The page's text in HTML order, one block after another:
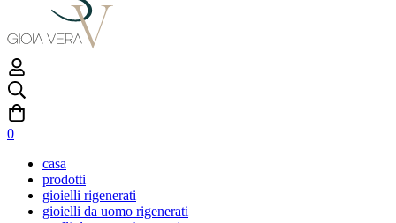
0
casa
prodotti
gioielli rigenerati
gioielli da uomo rigenerati